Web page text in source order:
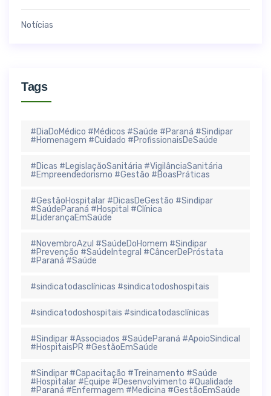
Notícias
Tags
#DiaDoMédico #Médicos #Saúde #Paraná #Sindipar
#Homenagem #Cuidado #ProfissionaisDeSaúde
#Dicas #LegislaçãoSanitária #VigilânciaSanitária
#Empreendedorismo #Gestão #BoasPráticas
#GestãoHospitalar #DicasDeGestão #Sindipar
#SaúdeParaná #Hospital #Clínica
#LiderançaEmSaúde
#NovembroAzul #SaúdeDoHomem #Sindipar
#Prevenção #SaúdeIntegral #CâncerDePróstata
#Paraná #Saúde
#sindicatodasclínicas #sindicatodoshospitais
#sindicatodoshospitais #sindicatodasclínicas
#Sindipar #Associados #SaúdeParaná #ApoioSindical
#HospitaisPR #GestãoEmSaúde
#Sindipar #Capacitação #Treinamento #Saúde
#Hospitalar #Equipe #Desenvolvimento #Qualidade
#Paraná #Enfermagem #Medicina #GestãoEmSaúde